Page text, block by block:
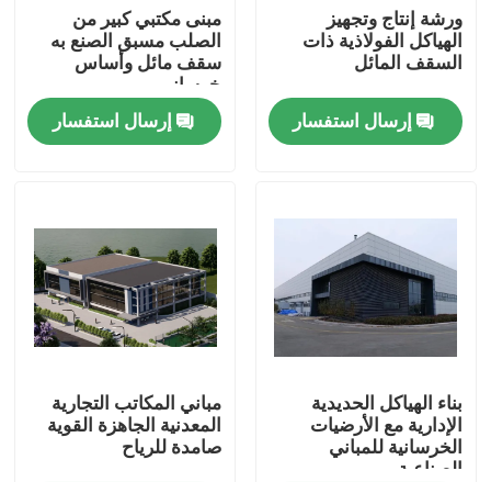
بيت
منتجات
معلومات عنا
جولة في المعمل
اطلب اقتباس
ورشة إنتاج وتجهيز
الهياكل الفولاذية ذات
السقف المائل
إرسال استفسار
مبنى مكتبي كبير من
الصلب مسبق الصنع به
سقف مائل وأساس
خرساني
إرسال استفسار
بناء الهياكل الحديدية
الإدارية مع الأرضيات
الخرسانية للمباني
الصناعية
مباني المكاتب التجارية
المعدنية الجاهزة القوية
صامدة للرياح